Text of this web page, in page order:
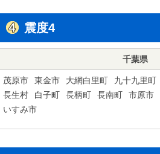
震度4
千葉県
茂原市 東金市 大網白里町 九十九里町
長生村
白子町 長柄町 長南町 市原市
いすみ市